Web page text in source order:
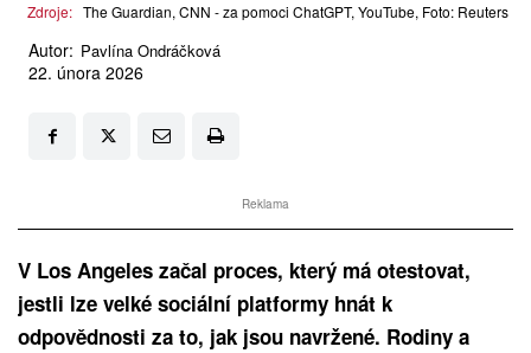
Zdroje: The Guardian, CNN - za pomoci ChatGPT, YouTube, Foto: Reuters
Autor: Pavlína Ondráčková
22. února 2026
Reklama
V Los Angeles začal proces, který má otestovat,
jestli lze velké sociální platformy hnát k
odpovědnosti za to, jak jsou navržené. Rodiny a